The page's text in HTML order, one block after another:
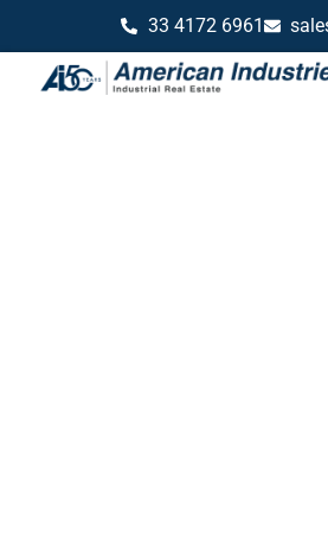
33 4172 6961